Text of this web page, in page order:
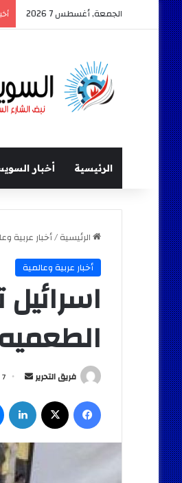
الجمعة, أغسطس 7 2026
الرئيسية أخبار
الرئيسية/أخبار عربية
أخبار عربية وعالمية
فريق التحرير
أرسل 7 مايو، 2016
فيسبوك